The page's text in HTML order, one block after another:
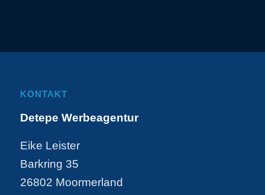
KONTAKT
Detepe Werbeagentur
Eike Leister
Barkring 35
26802 Moormerland